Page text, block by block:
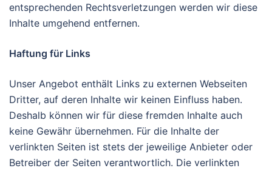
entsprechenden Rechtsverletzungen werden wir diese
Inhalte umgehend entfernen.
Haftung für Links
Unser Angebot enthält Links zu externen Webseiten
Dritter, auf deren Inhalte wir keinen Einfluss haben.
Deshalb können wir für diese fremden Inhalte auch
keine Gewähr übernehmen. Für die Inhalte der
verlinkten Seiten ist stets der jeweilige Anbieter oder
Betreiber der Seiten verantwortlich. Die verlinkten